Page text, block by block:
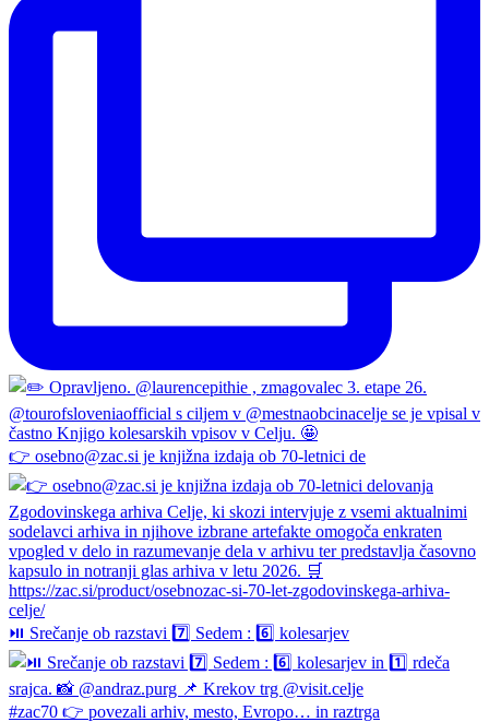
👉 osebno@zac.si je knjižna izdaja ob 70-letnici de
⏯️ Srečanje ob razstavi 7️⃣ Sedem : 6️⃣ kolesarjev
#zac70 👉 povezali arhiv, mesto, Evropo… in raztrga